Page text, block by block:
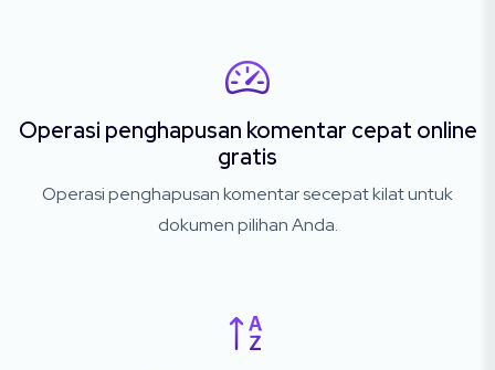
Operasi penghapusan komentar cepat online
gratis
Operasi penghapusan komentar secepat kilat untuk
dokumen pilihan Anda.